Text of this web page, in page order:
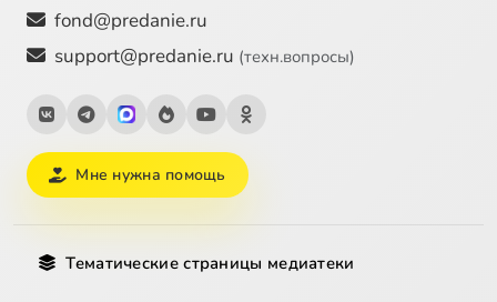
fond@predanie.ru
support@predanie.ru (техн.вопросы)
Мне нужна помощь
Тематические страницы медиатеки